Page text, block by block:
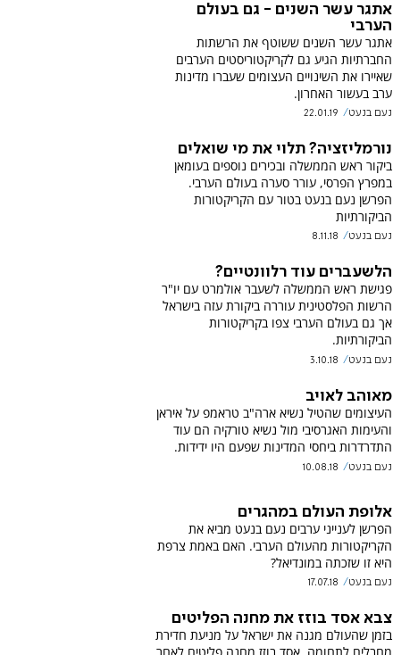
אתגר עשר השנים - גם בעולם
הערבי
אתגר עשר השנים ששוטף את הרשתות
החברתיות הגיע גם לקריקטוריסטים הערבים
שאיירו את השינויים העצומים שעברו מדינות
ערב בעשור האחרון.
נעם בנעט 22.01.19
נורמליזציה? תלוי את מי שואלים
ביקור ראש הממשלה ובכירים נוספים בעומאן
במפרץ הפרסי, עורר סערה בעולם הערבי.
הפרשן נעם בנעט בטור עם הקריקטורות
הביקורתיות
נעם בנעט 8.11.18
הלשעברים עוד רלוונטיים?
פגישת ראש הממשלה לשעבר אולמרט עם יו"ר
הרשות הפלסטינית עוררה ביקורת עזה בישראל
אך גם בעולם הערבי צפו בקריקטורות
הביקורתיות.
נעם בנעט 3.10.18
מאוהב לאויב
העיצומים שהטיל נשיא ארה"ב טראמפ על איראן
והעימות האגרסיבי מול נשיא טורקיה הם עוד
התדרדרות ביחסי המדינות שפעם היו ידידות.
נעם בנעט 10.08.18
אלופת העולם במהגרים
הפרשן לענייני ערבים נעם בנעט מביא את
הקריקטורות מהעולם הערבי. האם באמת צרפת
היא זו שזכתה במונדיאל?
נעם בנעט 17.07.18
צבא אסד בוזז את מחנה הפליטים
בזמן שהעולם מגנה את ישראל על מניעת חדירת